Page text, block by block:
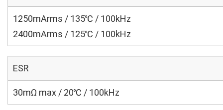
1250mArms / 135℃ / 100kHz
2400mArms / 125℃ / 100kHz
ESR
30mΩ max / 20℃ / 100kHz